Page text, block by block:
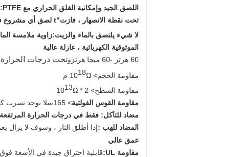
اللصق الجيد وإمكانية الغلق الحراري مع PTFE:
تحت نقطة الانصهار ، فازت"t لصق أي مشروع فوق نقطة الانصهار ، لها خاصية لاصقة مثالية مع PTFE ، والمعادن والالتصاق الذاتي (الختم الحراري).
لا شيء يلتصق بالماء والزيت:زاوية ملامسة
الموثوقية الكهربائية ، عازلة عالية
60 هرتز -60 ميجا هرتز
وتحت درجات الحرارة
مقاومة الحجم> 10
18Ω م
مقاومة السطح> 2 * 10
13Ω
مقاومة القوس الفولتية> 165 سلا يوجد تسرب
مضاد للتآكل: فقط في درجات الحرارة المرتفعة
المضاد للهب : إذا أطلق النار ، وسوف لا يزال
عمق عالي
مقاومة UL:
قابلية اختراق جيدة في الأشعة